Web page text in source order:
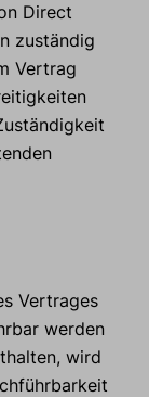
Direct
zuständig
Vertrag
Vertrages
werden
wird